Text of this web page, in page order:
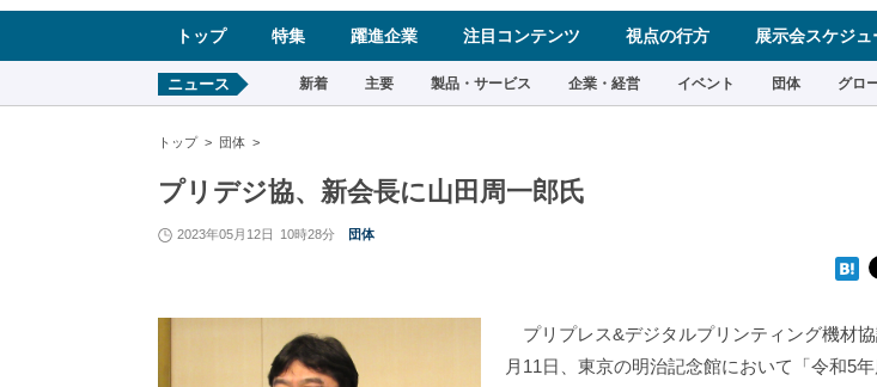
ア
ゲ
ン
トップ 特集 躍進企業 注目コンテンツ 視点の行方 展示会スケジュ
ニュース 新着 主要 製品・サービス 企業・経営 イベント 団体 グロ
トップ 団体
プリデジ協、新会長に山田周一郎氏
2023年05月12日 10時28分 団体
プリプレス&デジタルプリンティング機材
月11日、東京の明治記念館において「令和5